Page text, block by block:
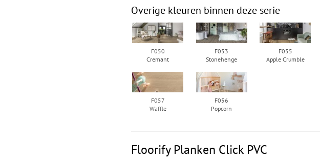
Overige kleuren binnen deze serie
F050
Cremant
F053
Stonehenge
F055
Apple Crumble
F057
Waffle
F056
Popcorn
Floorify Planken Click PVC